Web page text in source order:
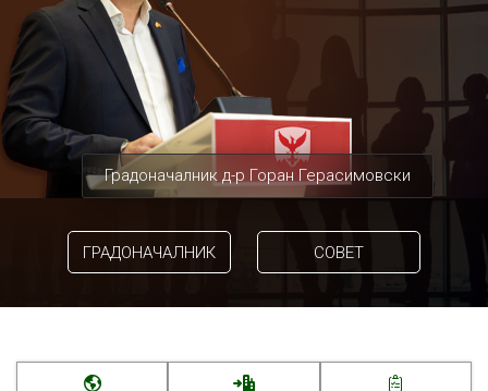
Градоначалник д-р Горан Герасимовски
ГРАДОНАЧАЛНИК СОВЕТ